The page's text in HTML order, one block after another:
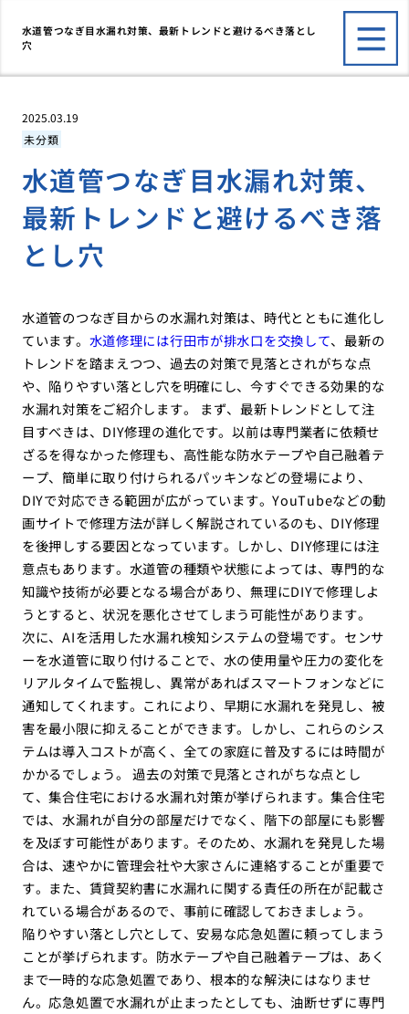
水道管つなぎ目水漏れ対策、最新トレンドと避けるべき落とし
穴
2025.03.19
未分類
水道管つなぎ目水漏れ対策、
最新トレンドと避けるべき落
とし穴
水道管のつなぎ目からの水漏れ対策は、時代とともに進化し
ています。 水道修理には行田市が排水口を交換して、最新の
トレンドを踏まえつつ、過去の対策で見落とされがちな点
や、陥りやすい落とし穴を明確にし、今すぐできる効果的な
水漏れ対策をご紹介します。 まず、最新トレンドとして注
目すべきは、DIY修理の進化です。以前は専門業者に依頼せ
ざるを得なかった修理も、高性能な防水テープや自己融着テ
ープ、簡単に取り付けられるパッキンなどの登場により、
DIYで対応できる範囲が広がっています。YouTubeなどの動
画サイトで修理方法が詳しく解説されているのも、DIY修理
を後押しする要因となっています。しかし、DIY修理には注
意点もあります。水道管の種類や状態によっては、専門的な
知識や技術が必要となる場合があり、無理にDIYで修理しよ
うとすると、状況を悪化させてしまう可能性があります。
次に、AIを活用した水漏れ検知システムの登場です。センサ
ーを水道管に取り付けることで、水の使用量や圧力の変化を
リアルタイムで監視し、異常があればスマートフォンなどに
通知してくれます。これにより、早期に水漏れを発見し、被
害を最小限に抑えることができます。しかし、これらのシス
テムは導入コストが高く、全ての家庭に普及するには時間が
かかるでしょう。 過去の対策で見落とされがちな点とし
て、集合住宅における水漏れ対策が挙げられます。集合住宅
では、水漏れが自分の部屋だけでなく、階下の部屋にも影響
を及ぼす可能性があります。そのため、水漏れを発見した場
合は、速やかに管理会社や大家さんに連絡することが重要で
す。また、賃貸契約書に水漏れに関する責任の所在が記載さ
れている場合があるので、事前に確認しておきましょう。
陥りやすい落とし穴として、安易な応急処置に頼ってしまう
ことが挙げられます。防水テープや自己融着テープは、あく
まで一時的な応急処置であり、根本的な解決にはなりませ
ん。応急処置で水漏れが止まったとしても、油断せずに専門